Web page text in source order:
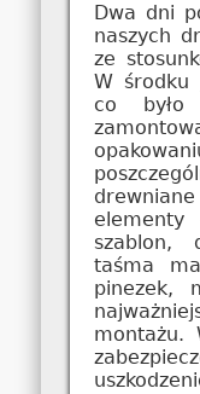
Dwa dni
naszych
ze
W środku
co było
elementy
szablon,
taśma
pinezek,
montażu.